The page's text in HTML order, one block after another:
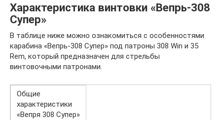
Характеристика винтовки «Вепрь-308
Супер»
В таблице ниже можно ознакомиться с особенностями
карабина «Вепрь-308 Супер» под патроны 308 Win и 35
Rem, который предназначен для стрельбы
винтовочными патронами.
Общие
характеристики
«Вепря 308 Супер»